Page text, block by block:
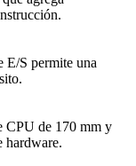
E/S permite una
CPU de 170 mm y
hardware.